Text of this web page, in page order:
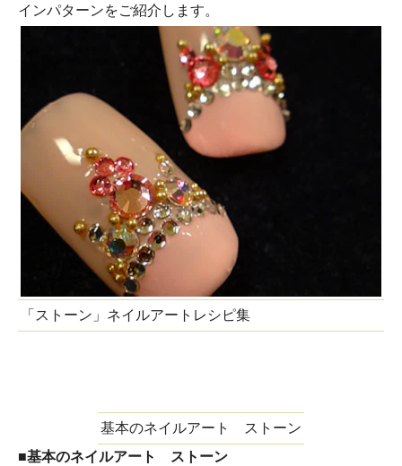
インパターンをご紹介します。
「ストーン」ネイルアートレシピ集
基本のネイルアート ストーン
■基本のネイルアート ストーン